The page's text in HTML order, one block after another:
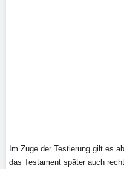
Im Zuge der Testierung gilt es
das Testament später auch